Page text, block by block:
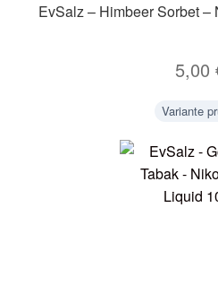
EvSalz – Himbeer Sorbet
5,00
Variante